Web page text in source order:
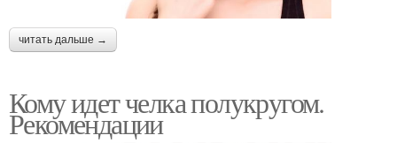
читать дальше →
Кому идет челка полукругом.
Рекомендации